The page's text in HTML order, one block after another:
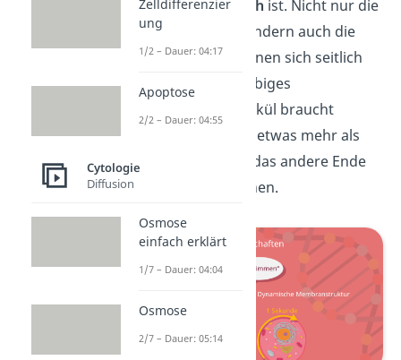
sonderndynamisch ist. Nicht nur die
Proteine selbst, sondern auch die
Phospholipide können sich seitlich
bewegen. Ein beliebiges
Phospholipid-Molekül braucht
beispielsweise nur etwas mehr als
eine Sekunde, um das andere Ende
der Zelle zu erreichen.
Zelldifferenzier
ung
1/2 – Dauer: 04:17
Apoptose
2/2 – Dauer: 04:55
Cytologie
Diffusion
Osmose
einfach erklärt
1/7 – Dauer: 04:04
Osmose
2/7 – Dauer: 05:14